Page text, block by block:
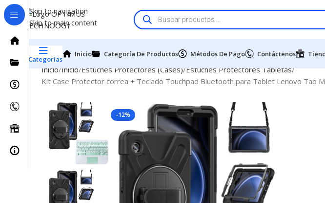
Skip to navigation
Skip to main content
Categorías
Inicio Categoría De Productos Métodos De Pago Contáctenos
Inicio Inicio Estuches Protectores (Cases) Estuches Protectores Tabletas
Kit Case Protector correa + Teclado Touchpad Bluetooth para Tablet Lenovo Tab
-12%